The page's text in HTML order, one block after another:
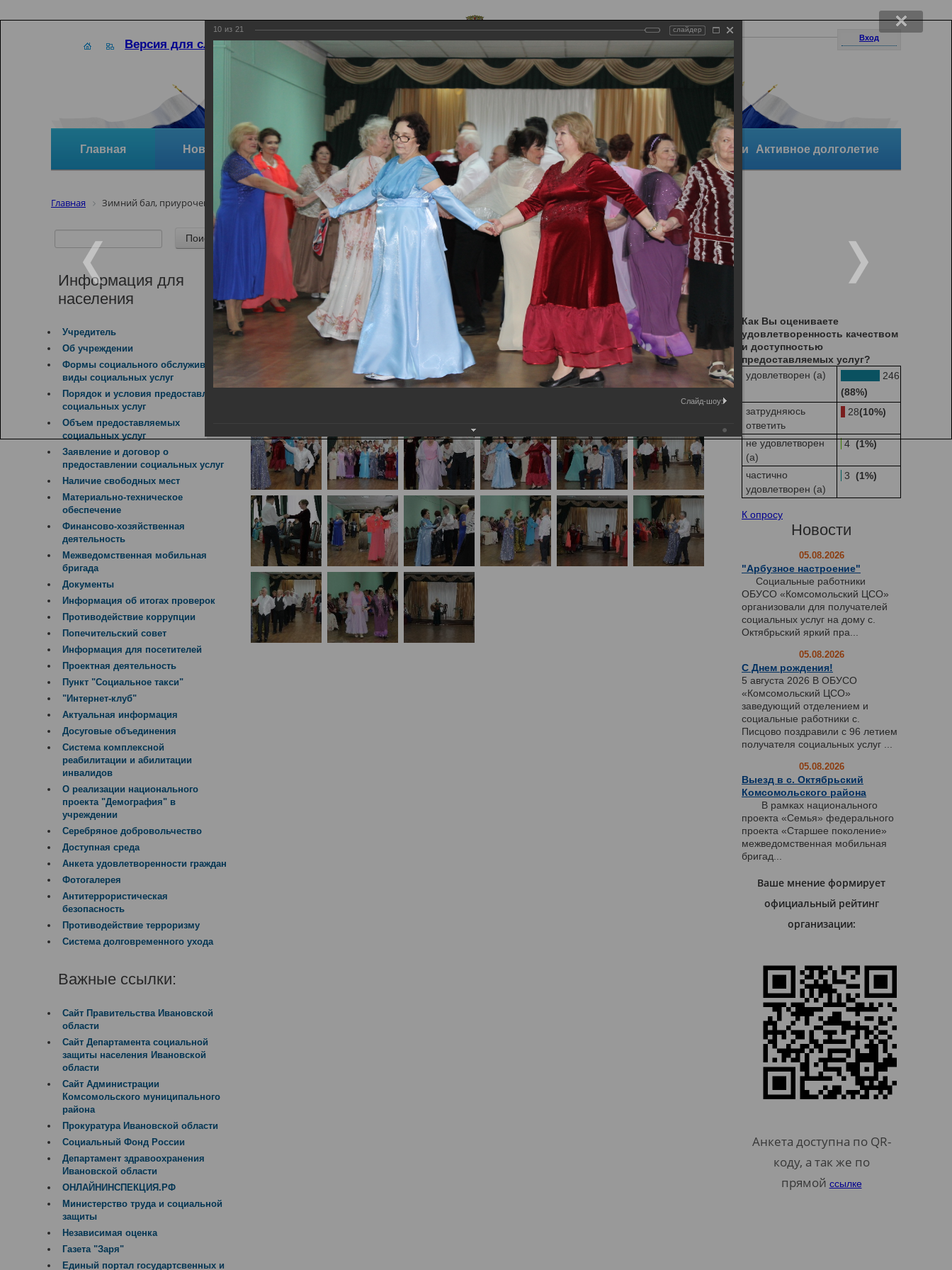
Версия для слабовидящих Вход
ОФИЦИАЛЬНЫЙ САЙТ
Главная Новости Отзывы и предложения Контакты Обратная связь Структура организации Активное долголетие
Главная Зимний бал, приуроченный ко дню памяти А.С.Пушкина Новости
Зимний бал, приуроченный ко дню памяти
А.С.Пушкина
Зимний бал, приуроченный ко дню памяти А.С.Пушкина
Информация для
населения
Учредитель
Об учреждении
Формы социального обслуживания,
виды социальных услуг
Порядок и условия предоставления
социальных услуг
Объем предоставляемых
социальных услуг
Заявление и договор о
предоставлении социальных услуг
Наличие свободных мест
Материально-техническое
обеспечение
Финансово-хозяйственная
деятельность
Межведомственная мобильная
бригада
Документы
Информация об итогах проверок
Противодействие коррупции
Попечительский совет
Информация для посетителей
Проектная деятельность
Пункт "Социальное такси"
"Интернет-клуб"
Актуальная информация
Досуговые объединения
Система комплексной
реабилитации и абилитации
инвалидов
О реализации национального
проекта "Демография" в
учреждении
Серебряное добровольчество
Доступная среда
Анкета удовлетворенности граждан
Фотогалерея
Антитеррористическая
безопасность
Противодействие терроризму
Система долговременного ухода
Важные ссылки:
Сайт Правительства Ивановской
области
Сайт Департамента социальной
защиты населения Ивановской
области
Сайт Администрации
Комсомольского муниципального
района
Прокуратура Ивановской области
Социальный Фонд России
Департамент здравоохранения
Ивановской области
ОНЛАЙНИНСПЕКЦИЯ.РФ
Министерство труда и социальной
защиты
Независимая оценка
Газета "Заря"
Единый портал государтсвенных и
Как Вы оцениваете
удовлетворенность качеством
и доступностью
предоставляемых услуг?
удовлетворен (а)
246
(88%)
затрудняюсь
ответить
28(10%)
не удовлетворен
(а)
4 (1%)
частично
удовлетворен (а)
3 (1%)
К опросу
Новости
05.08.2026
"Арбузное настроение"
Социальные работники
ОБУСО «Комсомольский ЦСО»
организовали для получателей
социальных услуг на дому с.
Октябрьский яркий пра...
05.08.2026
С Днем рождения!
5 августа 2026 В ОБУСО
«Комсомольский ЦСО»
заведующий отделением и
социальные работники с.
Писцово поздравили с 96 летием
получателя социальных услуг ...
05.08.2026
Выезд в с. Октябрьский
Комсомольского района
В рамках национального
проекта «Семья» федерального
проекта «Старшее поколение»
межведомственная мобильная
бригад...
Ваше мнение формирует
официальный рейтинг
организации:
Анкета доступна по QR-
коду, а так же по
прямой ссылке
10 из 21 слайдер
Слайд-шоу: